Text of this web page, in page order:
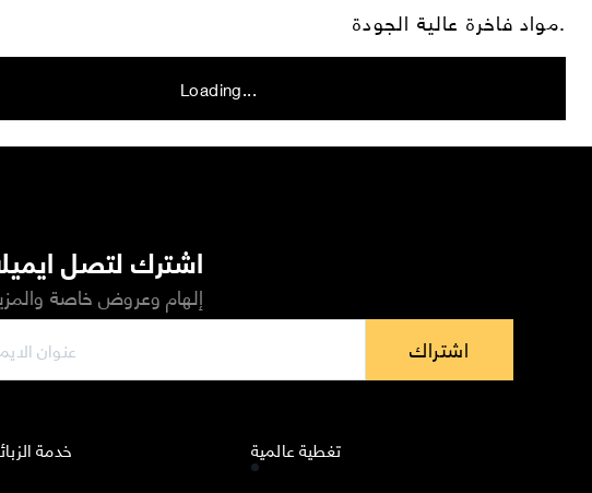
مواد فاخرة عالية الجودة.
Loading...
اشترك لتصل
إلهام وعروض خاصة
اشتراك
خدمة تغطية عالمية